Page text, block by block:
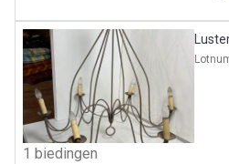
1 biedingen